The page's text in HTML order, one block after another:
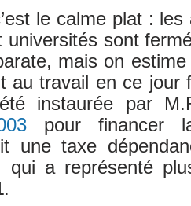
le calme plat :
universités sont
mais on
au travail en ce jour
instaurée par
pour financer
une taxe
qui a représenté
.